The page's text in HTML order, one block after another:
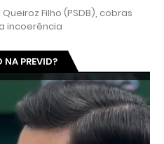
Filho (PSDB), cobras
incoerência
NA PREVID?